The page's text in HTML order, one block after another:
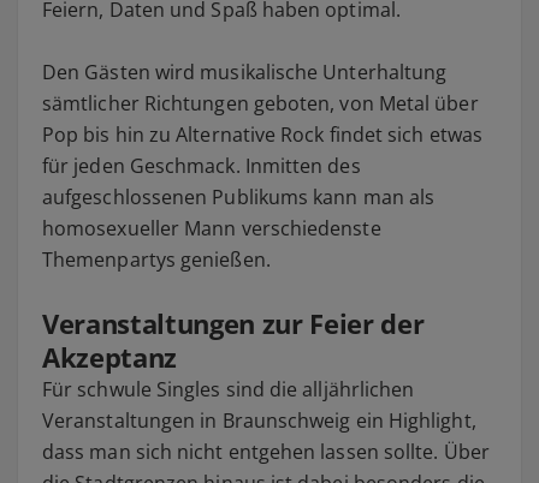
Feiern, Daten und Spaß haben optimal.
Den Gästen wird musikalische Unterhaltung
sämtlicher Richtungen geboten, von Metal über
Pop bis hin zu Alternative Rock findet sich etwas
für jeden Geschmack. Inmitten des
aufgeschlossenen Publikums kann man als
homosexueller Mann verschiedenste
Themenpartys genießen.
Veranstaltungen zur Feier der
Akzeptanz
Für schwule Singles sind die alljährlichen
Veranstaltungen in Braunschweig ein Highlight,
dass man sich nicht entgehen lassen sollte. Über